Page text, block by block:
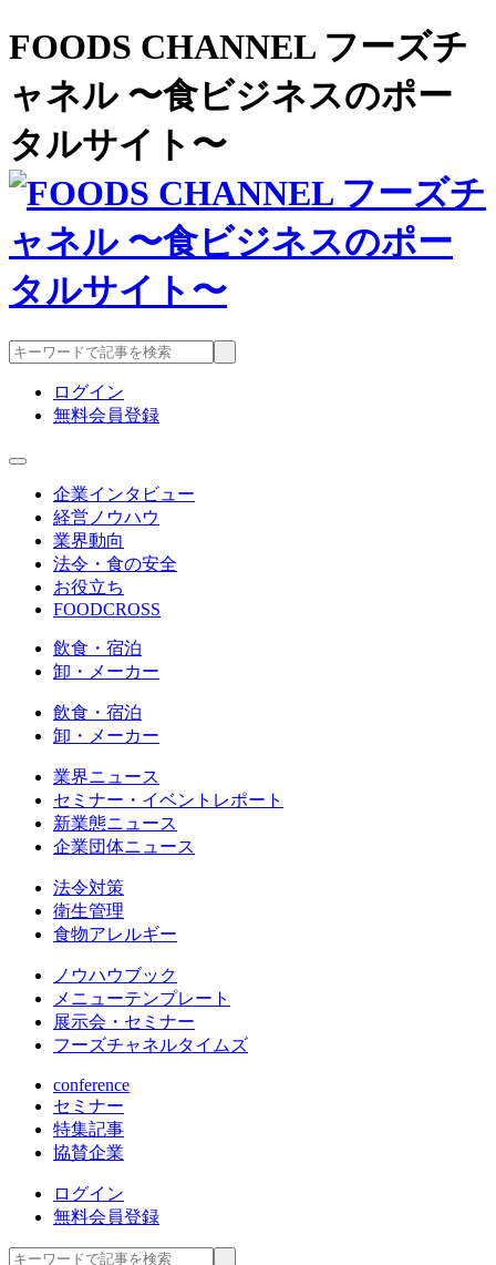
FOODS CHANNEL フーズチ
ャネル 〜食ビジネスのポー
タルサイト〜
ログイン
無料会員登録
企業インタビュー
経営ノウハウ
業界動向
法令・食の安全
お役立ち
FOODCROSS
飲食・宿泊
卸・メーカー
飲食・宿泊
卸・メーカー
業界ニュース
セミナー・イベントレポート
新業態ニュース
企業団体ニュース
法令対策
衛生管理
食物アレルギー
ノウハウブック
メニューテンプレート
展示会・セミナー
フーズチャネルタイムズ
conference
セミナー
特集記事
協賛企業
ログイン
無料会員登録